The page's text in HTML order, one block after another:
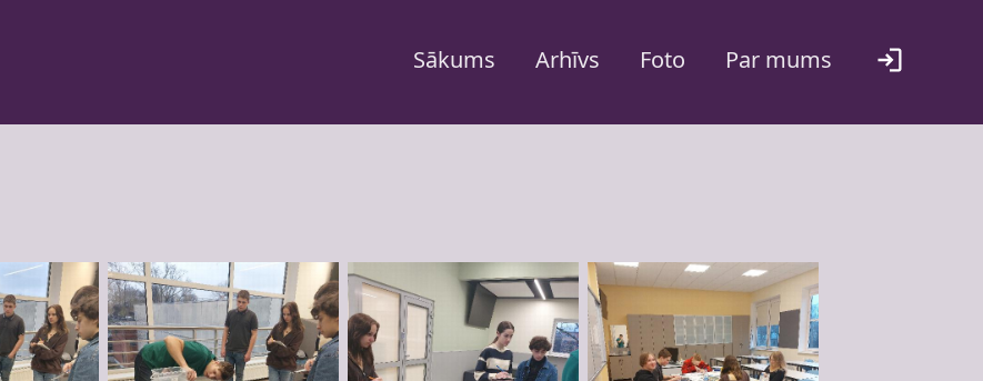
Sākums Arhīvs Foto Par mums